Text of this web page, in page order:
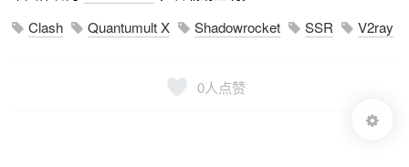
Clash
Quantumult X Shadowrocket SSR V2ray
0人点赞